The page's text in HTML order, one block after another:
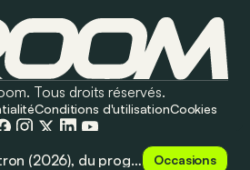
Essai : Audi Q4 e-tron (2026), du progrès à tous les niveaux ! Occasions
Tous droits réservés.
Conditions d'utilisationCookies